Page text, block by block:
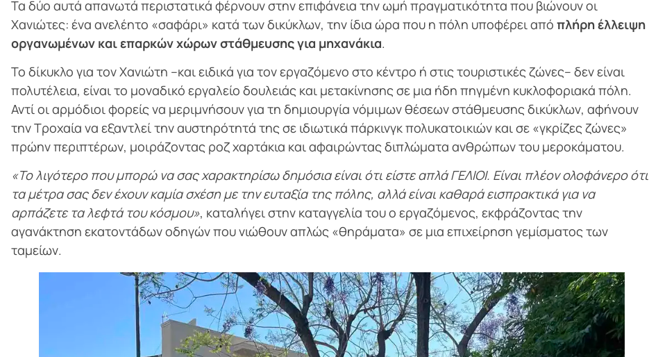
Τα δύο αυτά απανωτά περιστατικά φέρνουν στην επιφάνεια την ωμή πραγματικότητα που βιώνουν οι
Χανιώτες: ένα ανελέητο «σαφάρι» κατά των δικύκλων, την ίδια ώρα που η πόλη υποφέρει από πλήρη έλλειψη
οργανωμένων και επαρκών χώρων στάθμευσης για μηχανάκια.
Το δίκυκλο για τον Χανιώτη –και ειδικά για τον εργαζόμενο στο κέντρο ή στις τουριστικές ζώνες– δεν είναι
πολυτέλεια, είναι το μοναδικό εργαλείο δουλειάς και μετακίνησης σε μια ήδη πηγμένη κυκλοφοριακά πόλη.
Αντί οι αρμόδιοι φορείς να μεριμνήσουν για τη δημιουργία νόμιμων θέσεων στάθμευσης δικύκλων, αφήνουν
την Τροχαία να εξαντλεί την αυστηρότητά της σε ιδιωτικά πάρκινγκ πολυκατοικιών και σε «γκρίζες ζώνες»
πρώην περιπτέρων, μοιράζοντας ροζ χαρτάκια και αφαιρώντας διπλώματα ανθρώπων του μεροκάματου.
«Το λιγότερο που μπορώ να σας χαρακτηρίσω δημόσια είναι ότι είστε απλά ΓΕΛΙΟΙ. Είναι πλέον ολοφάνερο ότι
τα μέτρα σας δεν έχουν καμία σχέση με την ευταξία της πόλης, αλλά είναι καθαρά εισπρακτικά για να
αρπάζετε τα λεφτά του κόσμου», καταλήγει στην καταγγελία του ο εργαζόμενος, εκφράζοντας την
αγανάκτηση εκατοντάδων οδηγών που νιώθουν απλώς «θηράματα» σε μια επιχείρηση γεμίσματος των
ταμείων.